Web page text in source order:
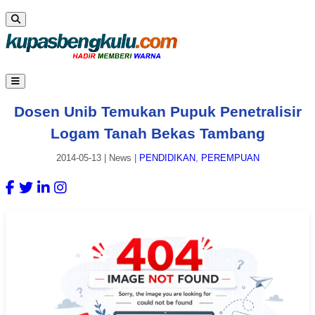
Dosen Unib Temukan Pupuk Penetralisir
Logam Tanah Bekas Tambang
2014-05-13| News PENDIDIKAN, PEREMPUAN